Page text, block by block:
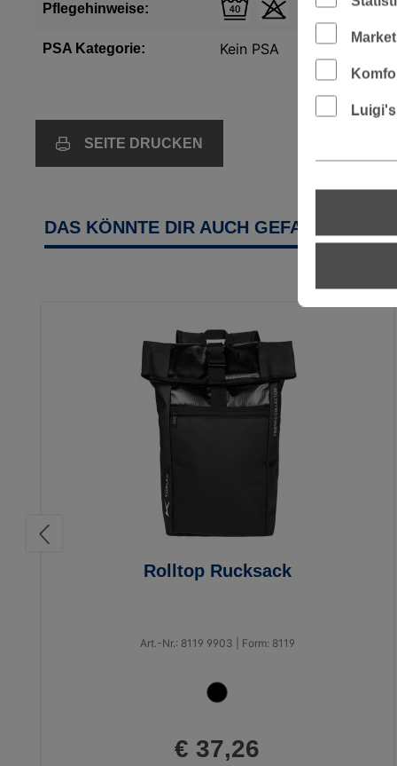
Pflegehinweise:
PSA Kategorie: Kein PSA
SEITE DRUCKEN
DAS KÖNNTE DIR AUCH GEFALLEN:
Rolltop Rucksack
Art.-Nr.: 8119 9903 | Form: 8119
€ 37,26